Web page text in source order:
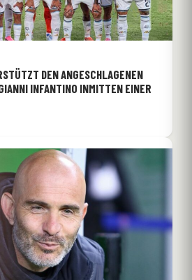
DEN ANGESCHLAGENEN
INFANTINO INMITTEN EINER